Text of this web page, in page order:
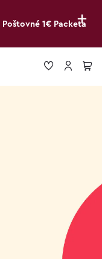
+
Poštovné 1€ Packeta